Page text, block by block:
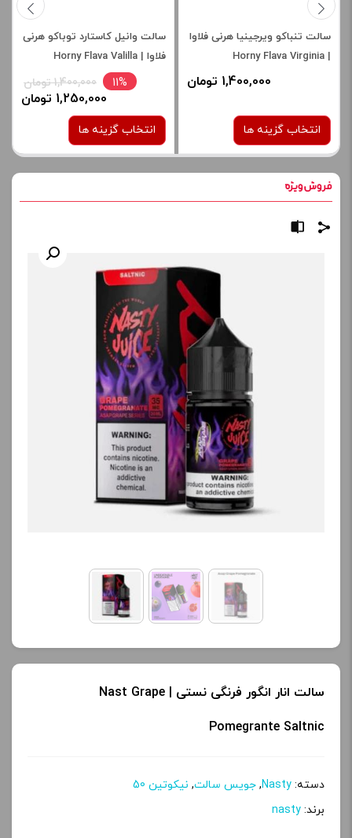
سالت تنباکو ویرجینیا هرنی فلاوا
| Horny Flava Virginia
1,400,000 تومان
انتخاب گزینه ها
نیکوتین:
برای فعال شدن سبد خرید و
نمایش قیمت ، گزینه های
محصول را از کادر بالا انتخاب
آخرین بروزرسانی
تمامی قیمت ها بروز
افزودن به سبد خرید
ک
پ
سالت وانیل کاستارد توباکو هرنی
فلاوا | Horny Flava Valilla
Custard Tobacco salt
11% 1,400,000 تومان
1,250,000 تومان
انتخاب گزینه ها
برای فعال شدن سبد خرید و
نمایش قیمت ، گزینه های
محصول را از کادر بالا انتخاب
کنید.
آخرین بروزرسانی
قیمت: 23 ساعت پیش
تمامی قیمت ها بروز
هستند.
افزودن به سبد خرید
ک
سالت انار انگور فرنگی نستی | Nast Grape
Pomegrante Saltnic
دسته: Nasty
, جویس سالت, نیکوتین 50
برند: nasty